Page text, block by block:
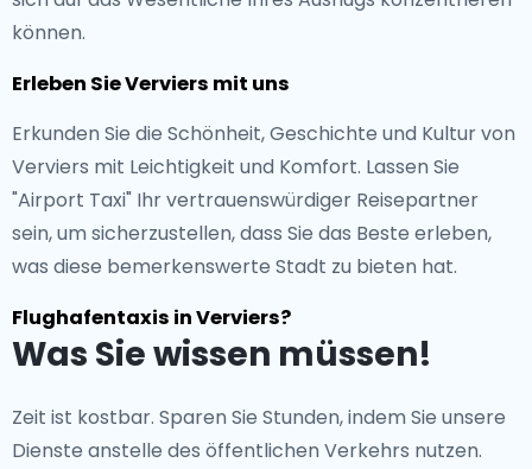
können.
Erleben Sie Verviers mit uns
Erkunden Sie die Schönheit, Geschichte und Kultur von
Verviers mit Leichtigkeit und Komfort. Lassen Sie
"Airport Taxi" Ihr vertrauenswürdiger Reisepartner
sein, um sicherzustellen, dass Sie das Beste erleben,
was diese bemerkenswerte Stadt zu bieten hat.
Flughafentaxis in Verviers?
Was Sie wissen müssen!
Zeit ist kostbar. Sparen Sie Stunden, indem Sie unsere
Dienste anstelle des öffentlichen Verkehrs nutzen.